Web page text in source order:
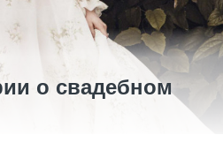
о свадебном